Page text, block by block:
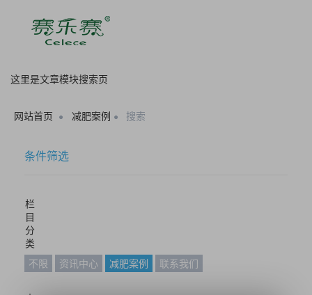
这里是文章模块搜索页
网站首页 减肥案例 搜索
条件筛选
栏
目
分
类
不限
资讯中心 减肥案例 联系我们